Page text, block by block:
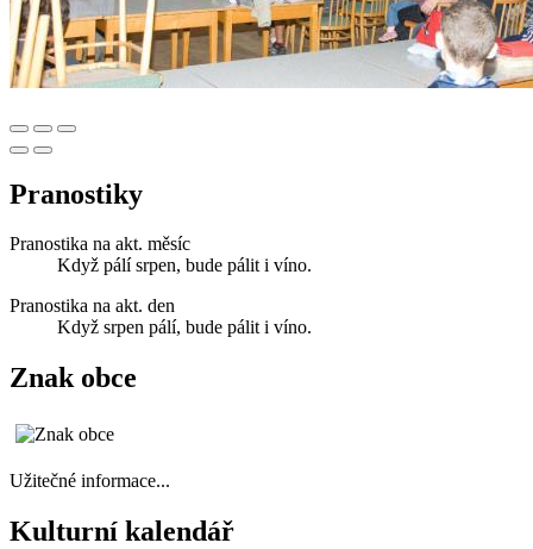
Pranostiky
Pranostika na akt. měsíc
Když pálí srpen, bude pálit i víno.
Pranostika na akt. den
Když srpen pálí, bude pálit i víno.
Znak obce
Užitečné informace...
Kulturní kalendář